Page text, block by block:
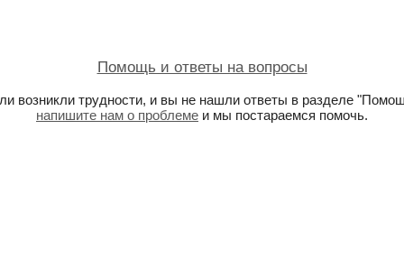
Помощь и ответы на вопросы
возникли трудности, и вы не нашли ответы в разделе
напишите нам о проблеме и мы постараемся помочь.